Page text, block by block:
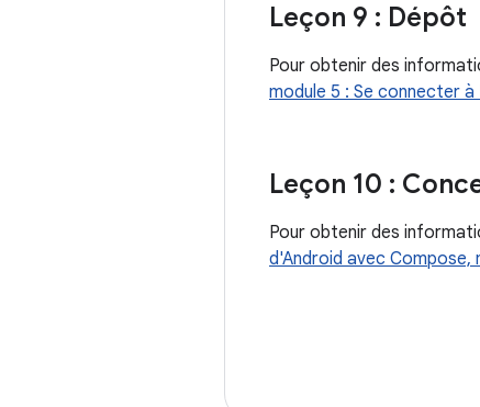
Leçon 9 : Dépôt
Pour obtenir des
module 5 : Se connecter
Leçon 10 :
Pour obtenir des
d'Android avec